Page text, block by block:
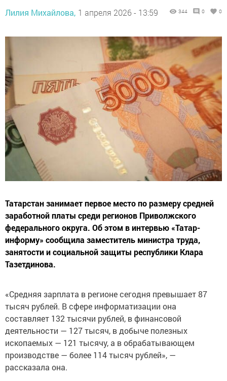
Лилия Михайлова, 1 апреля 2026 - 13:59 344 0 0
Татарстан занимает первое место по размеру средней
заработной платы среди регионов Приволжского
федерального округа. Об этом в интервью «Татар-
информу» сообщила заместитель министра труда,
занятости и социальной защиты республики Клара
Тазетдинова.
«Средняя зарплата в регионе сегодня превышает 87
тысяч рублей. В сфере информатизации она
составляет 132 тысячи рублей, в финансовой
деятельности — 127 тысяч, в добыче полезных
ископаемых — 121 тысячу, а в обрабатывающем
производстве — более 114 тысяч рублей», —
рассказала она.